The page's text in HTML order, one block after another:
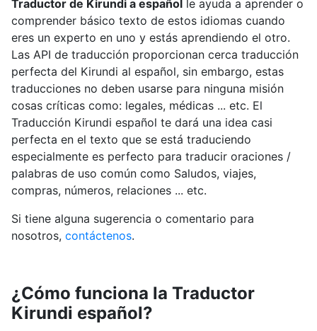
Traductor de Kirundi a españolle ayuda a aprender o
comprender básico texto de estos idiomas cuando
eres un experto en uno y estás aprendiendo el otro.
Las API de traducción proporcionan cerca traducción
perfecta del Kirundi al español, sin embargo, estas
traducciones no deben usarse para ninguna misión
cosas críticas como: legales, médicas ... etc. El
Traducción Kirundi español te dará una idea casi
perfecta en el texto que se está traduciendo
especialmente es perfecto para traducir oraciones /
palabras de uso común como Saludos, viajes,
compras, números, relaciones ... etc.
Si tiene alguna sugerencia o comentario para
nosotros, contáctenos.
¿Cómo funciona la Traductor
Kirundi español?